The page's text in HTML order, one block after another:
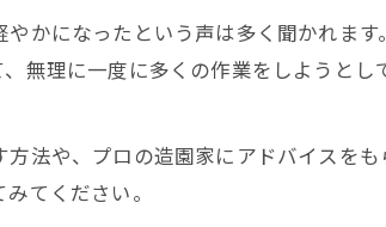
かになったという声は多く聞かれま
無理に一度に多くの作業をしようと
法や、プロの造園家にアドバイスを
てください。